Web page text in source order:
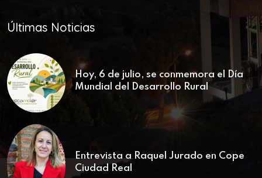
Últimas Noticias
Hoy, 6 de julio, se conmemora el Día
Mundial del Desarrollo Rural
Entrevista a Raquel Jurado en Cope
Ciudad Real